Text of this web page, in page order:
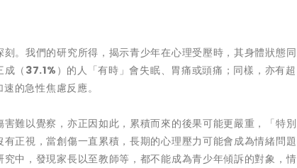
。我們的研究所得，揭示青少年在心理受壓時，其身體狀態同
成（ 37.1% ）的人「有時」會失眠、胃痛或頭痛；同樣，亦有超
的急性焦慮反應。
難以覺察，亦正因如此，累積而來的後果可能更嚴重，「特別
正視，當創傷一直累積，長期的心理壓力可能會成為情緒問題
中，發現家長以至教師等，都不能成為青少年傾訴的對象，情